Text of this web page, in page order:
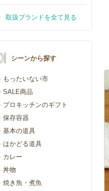
取扱ブランドを全て見る
シーンから探す
もったいない市
SALE商品
プロキッチンのギフト
保存容器
基本の道具
はかどる道具
カレー
丼物
焼き魚・煮魚